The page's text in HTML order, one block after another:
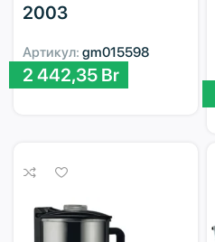
2003
Артикул: gm015598
2 442,35 Br